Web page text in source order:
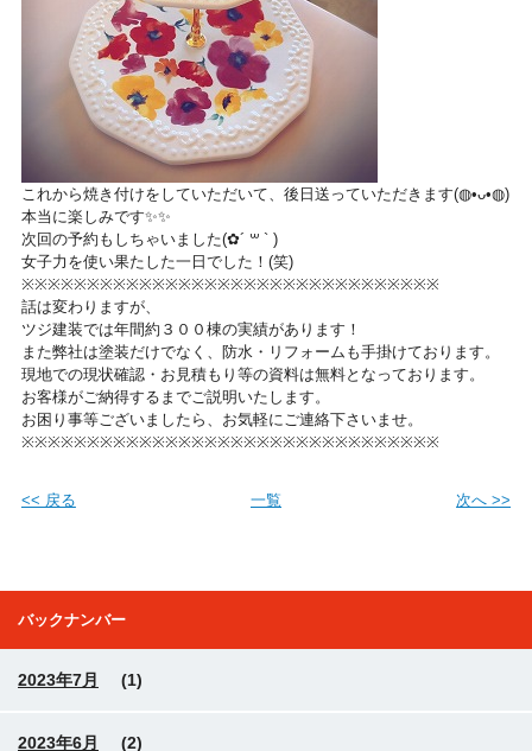
これから焼き付けをしていただいて、後日送っていただきます(◍•ᴗ•◍)
本当に楽しみです✨✨
次回の予約もしちゃいました(✿´ ꒳ ` )
女子力を使い果たした一日でした！(笑)
※※※※※※※※※※※※※※※※※※※※※※※※※※※※※※※※
話は変わりますが、
ツジ建装では年間約３００棟の実績があります！
また弊社は塗装だけでなく、防水・リフォームも手掛けております。
現地での現状確認・お見積もり等の資料は無料となっております。
お客様がご納得するまでご説明いたします。
お困り事等ございましたら、お気軽にご連絡下さいませ。
※※※※※※※※※※※※※※※※※※※※※※※※※※※※※※※※
<< 戻る 一覧 次へ >>
バックナンバー
2023年7月 (1)
2023年6月 (2)